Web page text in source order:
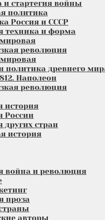
и стартегия войны
политика
Россия и СССР
техника и форма
революция
политика древнего
Наполеон
революция
история
России
других стран
история
война и революция
проза
авторы